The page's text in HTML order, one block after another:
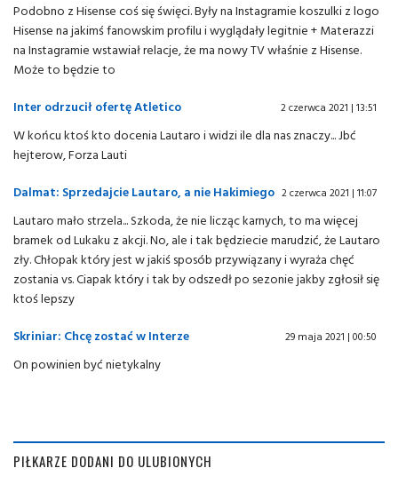
Podobno z Hisense coś się święci. Były na Instagramie koszulki z logo
Hisense na jakimś fanowskim profilu i wyglądały legitnie + Materazzi
na Instagramie wstawiał relacje, że ma nowy TV właśnie z Hisense.
Może to będzie to
Inter odrzucił ofertę Atletico
2 czerwca 2021 | 13:51
W końcu ktoś kto docenia Lautaro i widzi ile dla nas znaczy... Jbć
hejterow, Forza Lauti
Dalmat: Sprzedajcie Lautaro, a nie Hakimiego 2 czerwca 2021 | 11:07
Lautaro mało strzela... Szkoda, że nie licząc karnych, to ma więcej
bramek od Lukaku z akcji. No, ale i tak będziecie marudzić, że Lautaro
zły. Chłopak który jest w jakiś sposób przywiązany i wyraża chęć
zostania vs. Ciapak który i tak by odszedł po sezonie jakby zgłosił się
ktoś lepszy
Skriniar: Chcę zostać w Interze
29 maja 2021 | 00:50
On powinien być nietykalny
PIŁKARZE DODANI DO ULUBIONYCH